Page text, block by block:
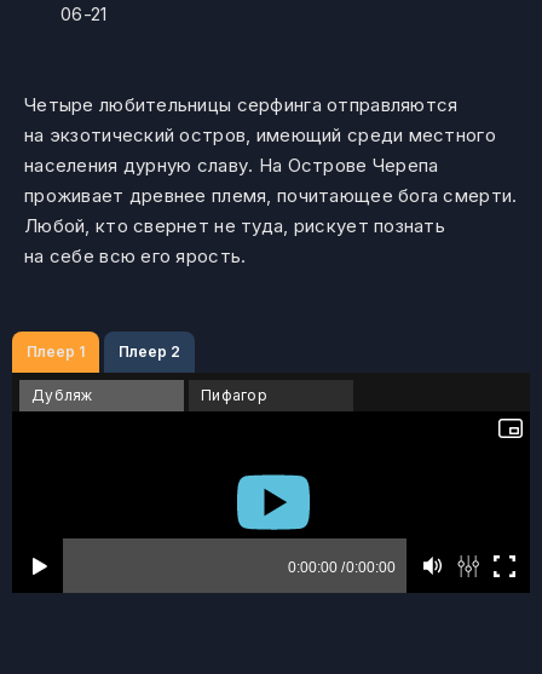
06-21
Четыре любительницы серфинга отправляются
на экзотический остров, имеющий среди местного
населения дурную славу. На Острове Черепа
проживает древнее племя, почитающее бога смерти.
Любой, кто свернет не туда, рискует познать
на себе всю его ярость.
Плеер 1 Плеер 2
Дубляж Пифагор